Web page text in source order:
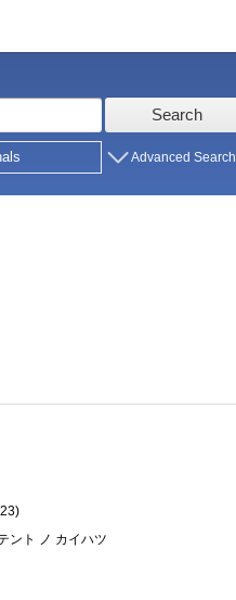
Search
Advanced Search
ント ノ カイハツ